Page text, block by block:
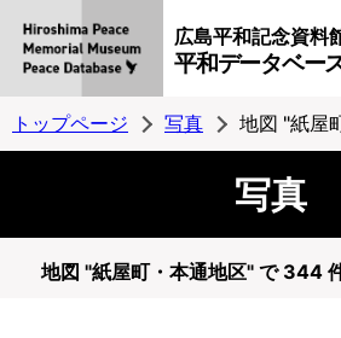
広島平和記念資料
平和データベー
トップページ 写真 地図 "紙屋
写真
地図 "紙屋町・本通地区" で 344